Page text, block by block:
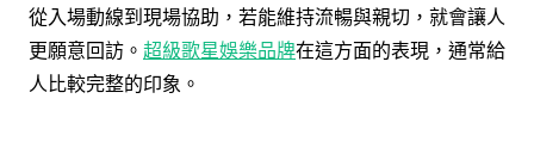
從入場動線到現場協助，若能維持流暢與親切，就會讓人
更願意回訪。 超級歌星娛樂品牌在這方面的表現，通常給
人比較完整的印象。